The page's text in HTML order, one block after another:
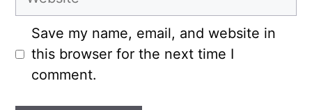
Save my name, email, and website in
this browser for the next time I
comment.